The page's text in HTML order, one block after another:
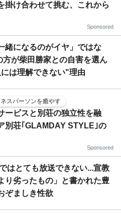
掛け合わせて挑む、これから
Sponsored
緒になるのがイヤ」ではな
方が柴田勝家との自害を選ん
は理解できない"理由
スパーソンを癒やす
ービスと別荘の独立性を融
別荘｢GLAMDAY STYLE｣の
Sponsored
はとても放送できない...宣教
り劣ったもの」と書かれた豊
ぞましき性欲